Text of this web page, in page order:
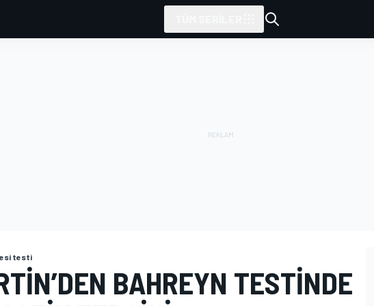
testi
BAHREYN TESTINDE